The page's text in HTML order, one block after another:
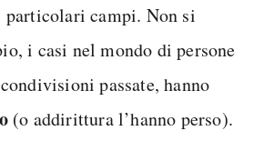
campi. Non si
i casi nel mondo di persone
passate, hanno
(o addirittura l’hanno perso).